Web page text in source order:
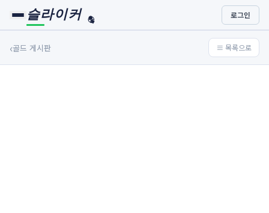
슬라이커 🏀
⚾ 로그인
‹골드 게시판 ≡ 목록으로